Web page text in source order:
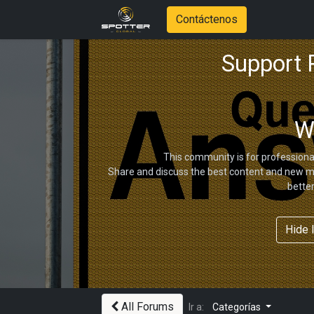
Contáctenos
Support
This community is for
Share and discuss the best content and new
Hide
All Forums Ir a: Categorías